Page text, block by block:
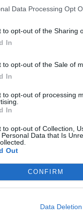
Data Processing Opt
to opt-out of the Sharing
In
to opt-out of the Sale of
In
to opt-out of processing
In
to opt-out of Collection,
Data that Is
Out
CONFIRM
Data Deletion